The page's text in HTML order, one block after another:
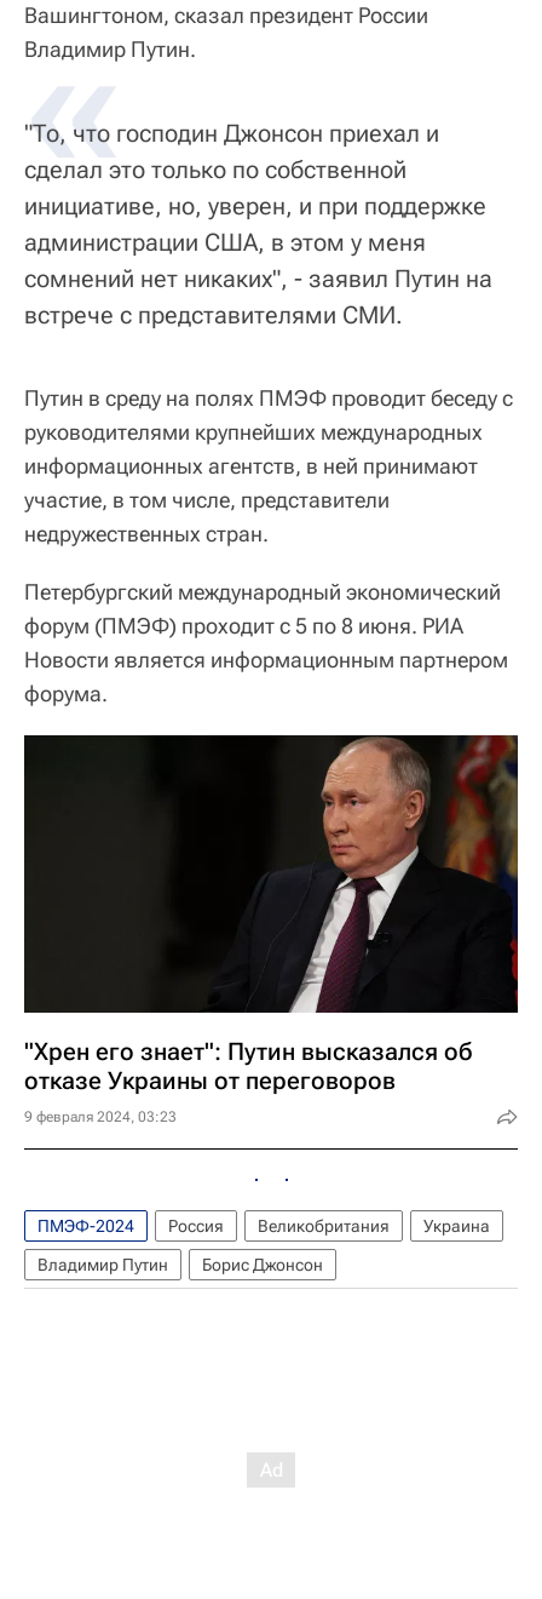
Вашингтоном, сказал президент России
Владимир Путин.
«
"То, что господин Джонсон приехал и
сделал это только по собственной
инициативе, но, уверен, и при поддержке
администрации США, в этом у меня
сомнений нет никаких", - заявил Путин на
встрече с представителями СМИ.
Путин в среду на полях ПМЭФ проводит беседу с
руководителями крупнейших международных
информационных агентств, в ней принимают
участие, в том числе, представители
недружественных стран.
Петербургский международный экономический
форум (ПМЭФ) проходит с 5 по 8 июня. РИА
Новости является информационным партнером
форума.
"Хрен его знает": Путин высказался об
отказе Украины от переговоров
9 февраля 2024, 03:23
ПМЭФ-2024 Россия Великобритания
Украина
Владимир Путин
Борис Джонсон